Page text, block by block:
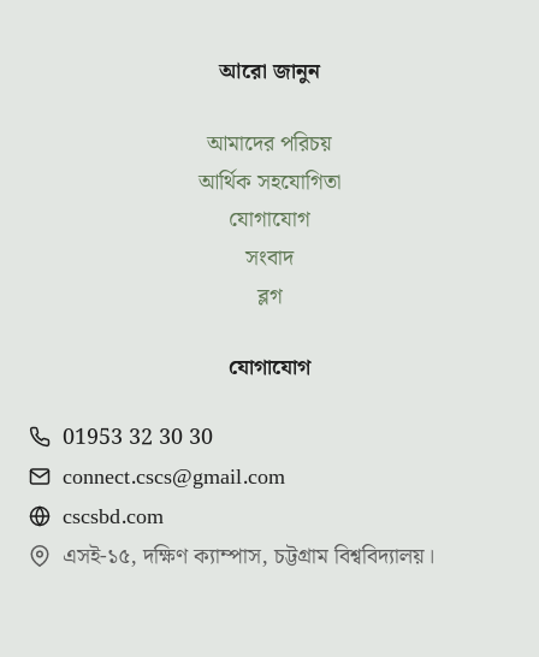
আরো জানুন
আমাদের পরিচয়
আর্থিক সহযোগিতা
যোগাযোগ
সংবাদ
ব্লগ
যোগাযোগ
01953 32 30 30
connect.cscs@gmail.com
cscsbd.com
এসই-১৫, দক্ষিণ ক্যাম্পাস, চট্টগ্রাম বিশ্ববিদ্যালয়।